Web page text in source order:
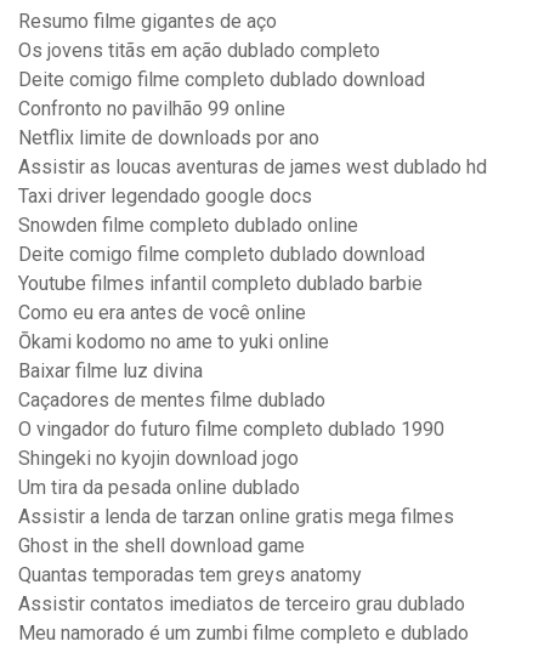
Resumo filme gigantes de aço
Os jovens titãs em ação dublado completo
Deite comigo filme completo dublado download
Confronto no pavilhão 99 online
Netflix limite de downloads por ano
Assistir as loucas aventuras de james west dublado hd
Taxi driver legendado google docs
Snowden filme completo dublado online
Deite comigo filme completo dublado download
Youtube filmes infantil completo dublado barbie
Como eu era antes de você online
Ōkami kodomo no ame to yuki online
Baixar filme luz divina
Caçadores de mentes filme dublado
O vingador do futuro filme completo dublado 1990
Shingeki no kyojin download jogo
Um tira da pesada online dublado
Assistir a lenda de tarzan online gratis mega filmes
Ghost in the shell download game
Quantas temporadas tem greys anatomy
Assistir contatos imediatos de terceiro grau dublado
Meu namorado é um zumbi filme completo e dublado